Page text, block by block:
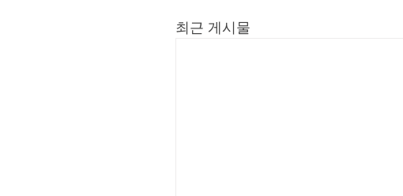
최근 게시물